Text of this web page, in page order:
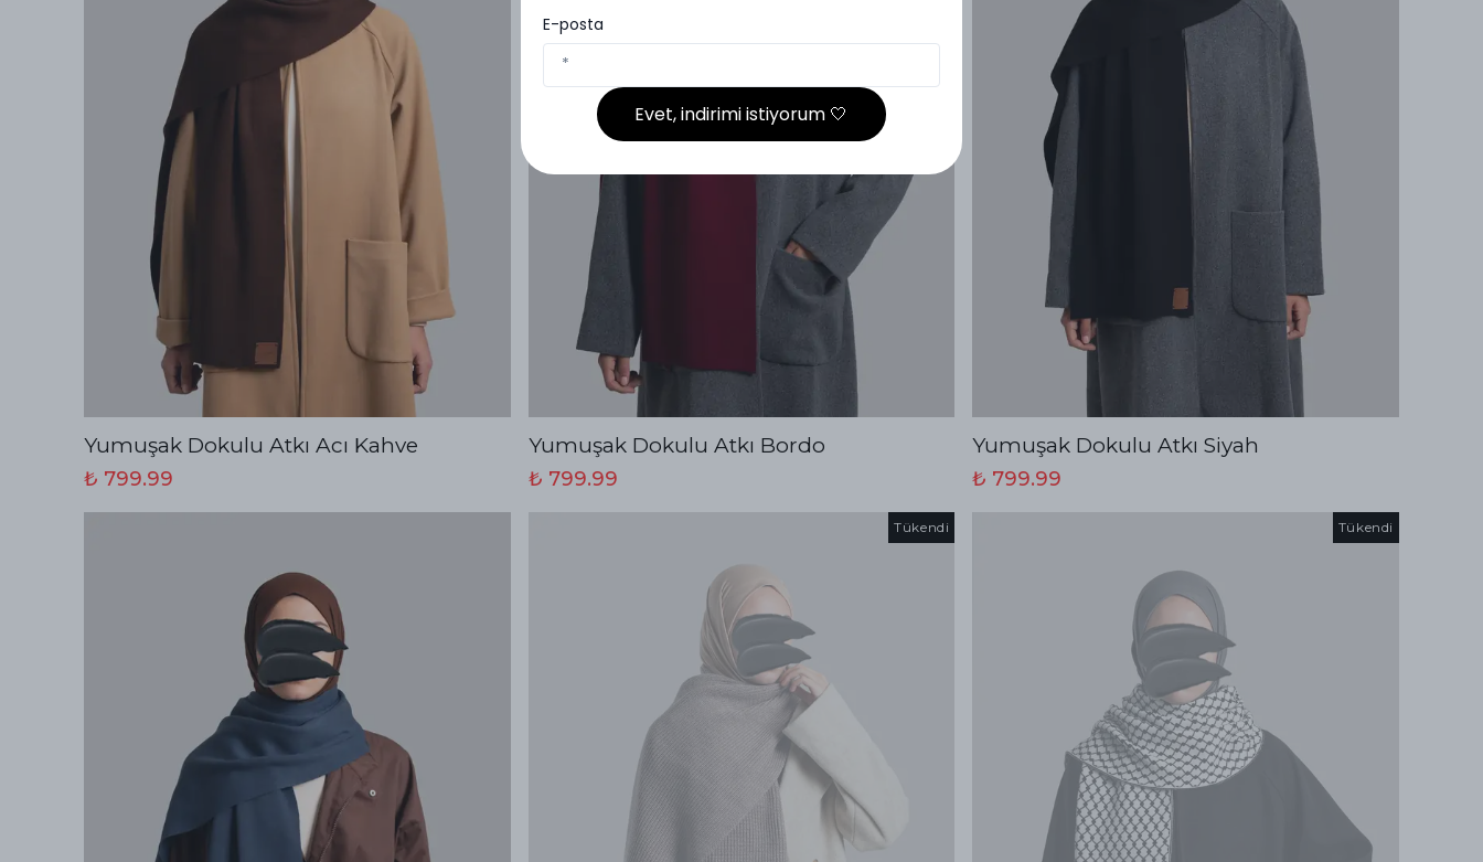
Yumuşak Dokulu Atkı Acı Kahve
₺ 799.99
Yumuşak Dokulu Atkı Bordo
₺ 799.99
Yumuşak Dokulu Atkı Siyah
₺ 799.99
Tükendi Tükendi
E-posta
Evet, indirimi istiyorum 🤍